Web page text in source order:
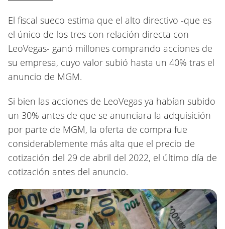
El fiscal sueco estima que el alto directivo -que es
el único de los tres con relación directa con
LeoVegas- ganó millones comprando acciones de
su empresa, cuyo valor subió hasta un 40% tras el
anuncio de MGM.
Si bien las acciones de LeoVegas ya habían subido
un 30% antes de que se anunciara la adquisición
por parte de MGM, la oferta de compra fue
considerablemente más alta que el precio de
cotización del 29 de abril del 2022, el último día de
cotización antes del anuncio.